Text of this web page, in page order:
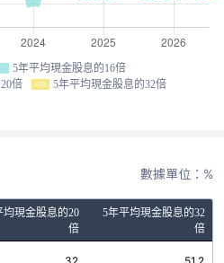
5年平均現金股息的16倍
倍
5年平均現金股息的32倍
數據單位：%
均現金股息的20
倍
5年平均現金股息的32
倍